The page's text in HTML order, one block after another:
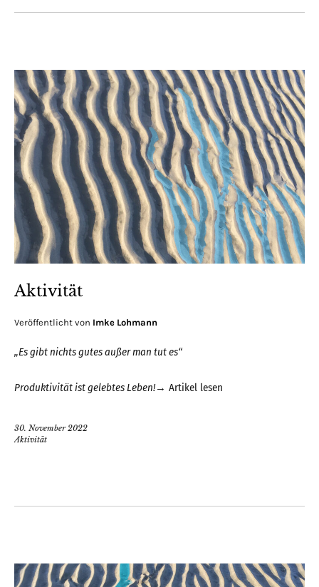
Aktivität
Veröffentlicht von Imke Lohmann
„Es gibt nichts gutes außer man tut es“
Produktivität ist gelebtes Leben!→ Artikel lesen
30. November 2022
Aktivität